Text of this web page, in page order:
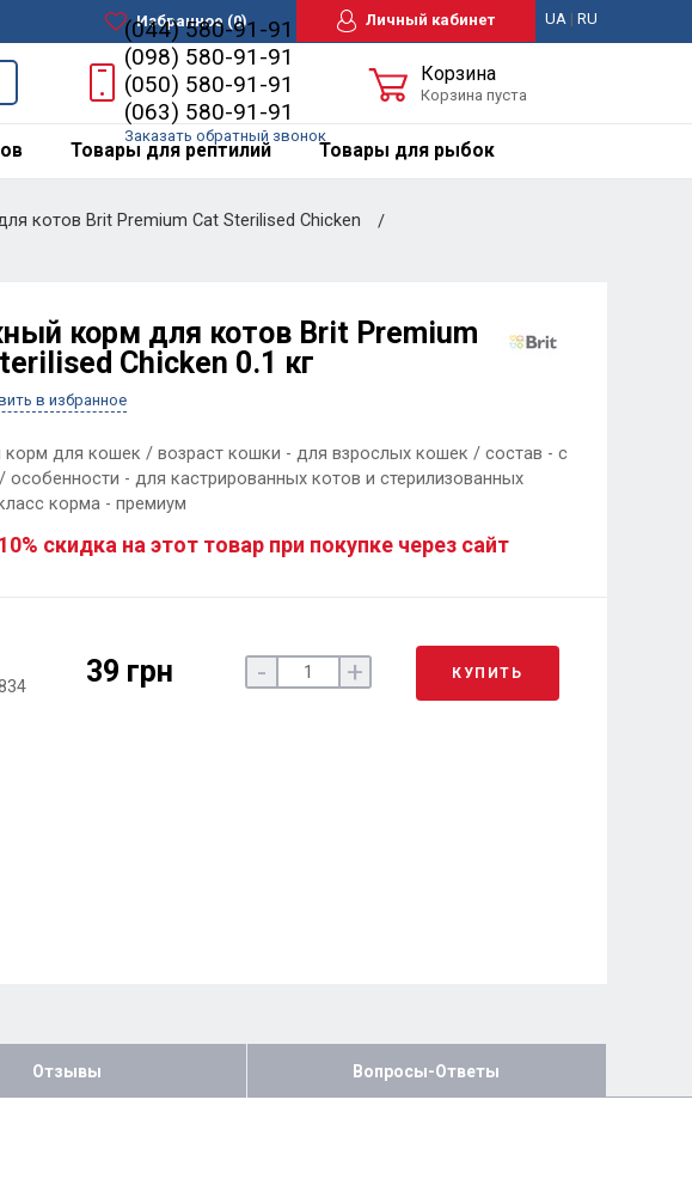
Избранное(0) Личный кабинет UA| RU
(044) 580-91-91
(098) 580-91-91
(050) 580-91-91
(063) 580-91-91
Заказать обратный звонок
Корзина
Корзина пуста
Товары для рептилий Товары для рыбок
котов Brit Premium Cat Sterilised Chicken
корм для котов Brit Premium
Chicken 0.1 кг
в избранное
для кошек / возраст кошки - для взрослых кошек / состав - с
особенности - для кастрированных котов и стерилизованных
корма - премиум
скидка на этот товар при покупке через сайт
39 грн - + КУПИТЬ
Отзывы Вопросы-Ответы